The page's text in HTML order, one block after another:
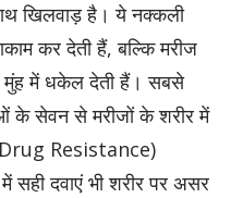
खिलवाड़ है। ये नक्कली
कर देती हैं, बल्कि मरीज
मुंह में धकेल देती हैं। सबसे
के सेवन से मरीजों के शरीर में
(Drug Resistance)
सही दवाएं भी शरीर पर असर